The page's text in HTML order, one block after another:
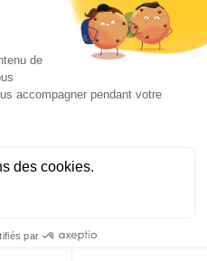
· LETTRE D'INFORMATION ·
LÉGALES
de Toulouse
© 2015. Tous droits réservés.